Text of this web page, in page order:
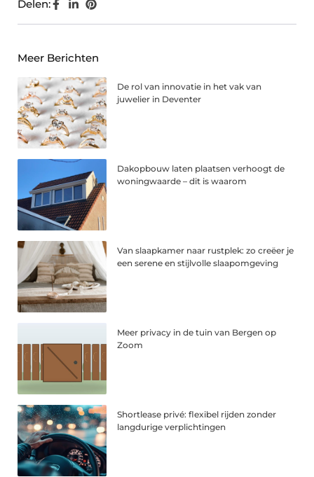
Delen:
Meer Berichten
De rol van innovatie in het vak van
juwelier in Deventer
Dakopbouw laten plaatsen verhoogt de
woningwaarde – dit is waarom
Van slaapkamer naar rustplek: zo creëer je
een serene en stijlvolle slaapomgeving
Meer privacy in de tuin van Bergen op
Zoom
Shortlease privé: flexibel rijden zonder
langdurige verplichtingen